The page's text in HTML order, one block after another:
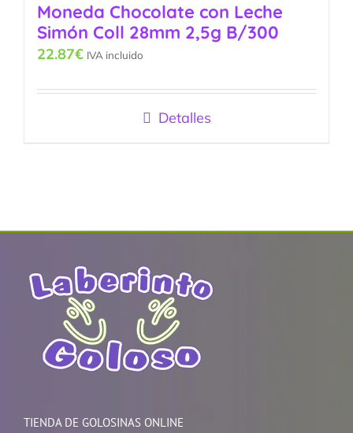
Moneda Chocolate con Leche
Simón Coll 28mm 2,5g B/300
22.87€ IVA incluido
Detalles
TIENDA DE GOLOSINAS ONLINE